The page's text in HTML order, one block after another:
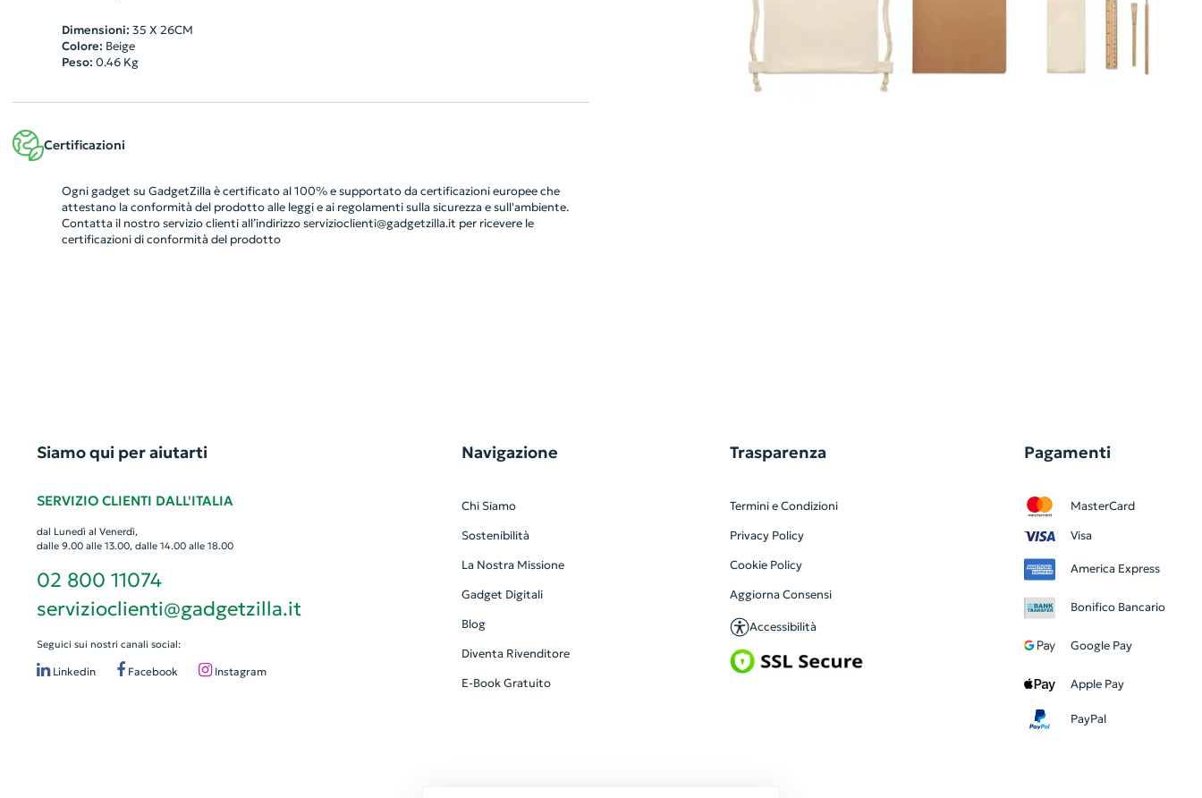
Dimensioni: 35 X 26CM
Colore: Beige
Peso: 0.46Kg
Certificazioni
Ogni gadget su GadgetZilla è certificato al 100% e supportato da certificazioni europee che
attestano la conformità del prodotto alle leggi e ai regolamenti sulla sicurezza e sull'ambiente.
Contatta il nostro servizio clienti all’indirizzo servizioclienti@gadgetzilla.it per ricevere le
certificazioni di conformità del prodotto
Siamo qui per aiutarti
SERVIZIO CLIENTI DALL'ITALIA
dal Lunedì al Venerdì,
dalle 9.00 alle 13.00, dalle 14.00 alle 18.00
02 800 11074
servizioclienti@gadgetzilla.it
Seguici sui nostri canali social:
Linkedin Facebook Instagram
Navigazione
Chi Siamo
Sostenibilità
La Nostra Missione
Gadget Digitali
Blog
Diventa Rivenditore
E-Book Gratuito
Trasparenza
Termini e Condizioni
Privacy Policy
Cookie Policy
Aggiorna Consensi
Accessibilità
Pagamenti
MasterCard
Visa
America Express
Bonifico Bancario
Google Pay
Apple Pay
PayPal